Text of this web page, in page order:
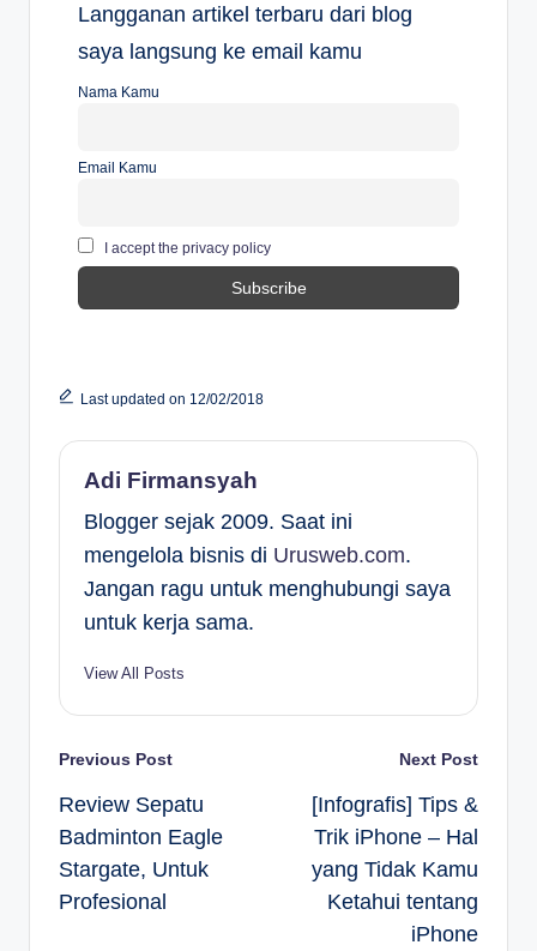
Langganan artikel terbaru dari blog
saya langsung ke email kamu
Nama Kamu
Email Kamu
I accept the privacy policy
Last updated on 12/02/2018
Adi Firmansyah
Blogger sejak 2009. Saat ini
mengelola bisnis di Urusweb.com.
Jangan ragu untuk menghubungi saya
untuk kerja sama.
View All Posts
Post
navigation
Previous Post
Review Sepatu
Badminton Eagle
Stargate, Untuk
Profesional
Next Post
[Infografis] Tips &
Trik iPhone – Hal
yang Tidak Kamu
Ketahui tentang
iPhone